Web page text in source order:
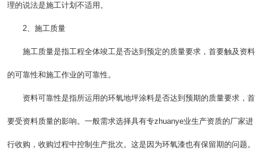
理的说法是施工计划不适用。
2、施工质量
施工质量是指工程全体竣工是否达到预定的质量要求，首要触及资料
的可靠性和施工作业的可靠性。
资料可靠性是指所运用的环氧地坪涂料是否达到预期的质量要求，首
要受资料质量的影响。一般需求选择具有专zhuanye业生产资质的厂家进
行收购，收购过程中控制生产批次。这是因为环氧漆也有保留期的问题。